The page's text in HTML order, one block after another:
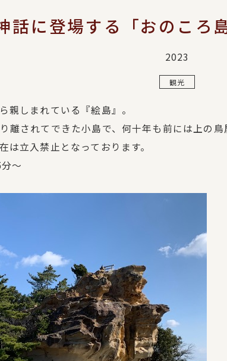
話に登場する「おのこ
2023
観光
親しまれている『絵島』。
離されてできた小島で、何十年も前には上の鳥
立入禁止となっております。
～